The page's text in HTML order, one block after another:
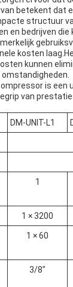
betekent dat
structuur
en bedrijven die
kosten
kunnen
is
van
DM-UNIT-L1
1
1 × 3200
1 × 60
3/8"